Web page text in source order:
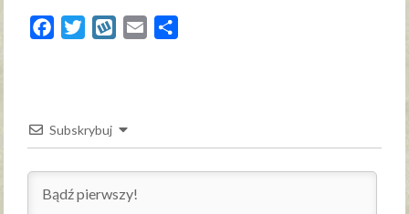
FacebookTwitterWykopEmail
Subskrybuj